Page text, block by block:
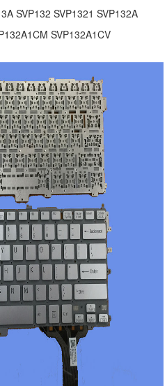
SVP132 SVP1321 SVP132A
SVP132A1CV